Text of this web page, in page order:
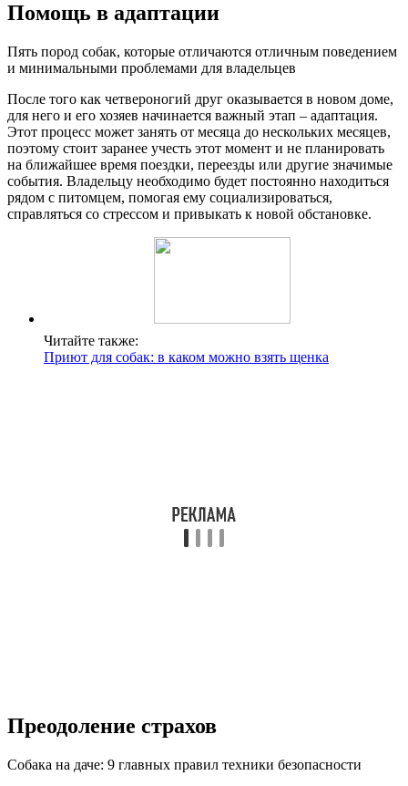
Помощь в адаптации
Пять пород собак, которые отличаются отличным поведением
и минимальными проблемами для владельцев
После того как четвероногий друг оказывается в новом доме,
для него и его хозяев начинается важный этап – адаптация.
Этот процесс может занять от месяца до нескольких месяцев,
поэтому стоит заранее учесть этот момент и не планировать
на ближайшее время поездки, переезды или другие значимые
события. Владельцу необходимо будет постоянно находиться
рядом с питомцем, помогая ему социализироваться,
справляться со стрессом и привыкать к новой обстановке.
Читайте также:
Приют для собак: в каком можно взять щенка
Преодоление страхов
Собака на даче: 9 главных правил техники безопасности